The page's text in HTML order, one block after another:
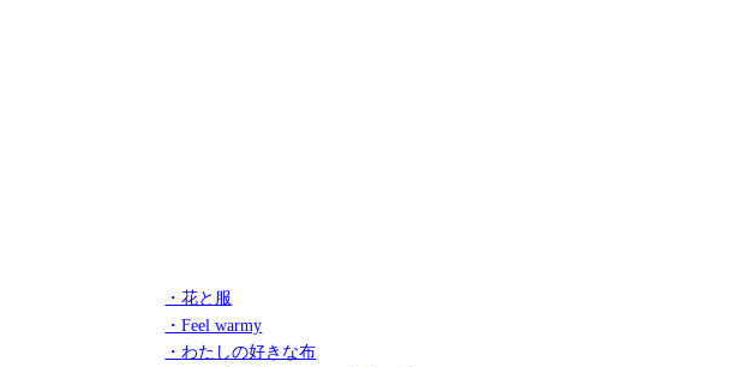
・花と服
・Feel warmy
・わたしの好きな布